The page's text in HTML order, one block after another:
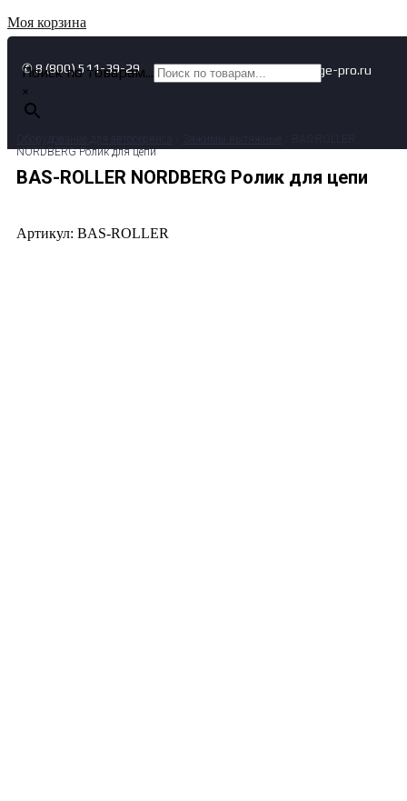
Моя корзина
✆ 8 (800) 511-39-29 ✉ info@garage-pro.ru
Поиск по товарам...
×
NORDBERG Ролик для цепи
BAS-ROLLER NORDBERG Ролик для цепи
Артикул: BAS-ROLLER